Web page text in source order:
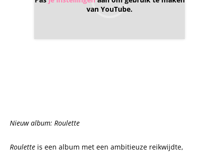
van YouTube.
Nieuw album: Roulette
Roulette is een album met een ambitieuze reikwijdte,